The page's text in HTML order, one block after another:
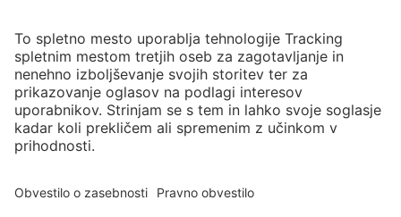
Novice
Izbira jezika
Slovenščina